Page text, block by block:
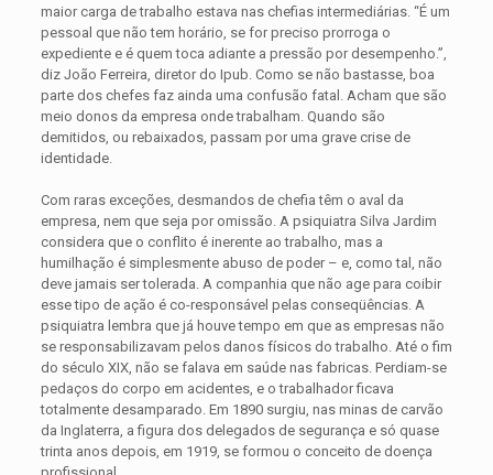
maior carga de trabalho estava nas chefias intermediárias. “É um
pessoal que não tem horário, se for preciso prorroga o
expediente e é quem toca adiante a pressão por desempenho.”,
diz João Ferreira, diretor do Ipub. Como se não bastasse, boa
parte dos chefes faz ainda uma confusão fatal. Acham que são
meio donos da empresa onde trabalham. Quando são
demitidos, ou rebaixados, passam por uma grave crise de
identidade.
Com raras exceções, desmandos de chefia têm o aval da
empresa, nem que seja por omissão. A psiquiatra Silva Jardim
considera que o conflito é inerente ao trabalho, mas a
humilhação é simplesmente abuso de poder – e, como tal, não
deve jamais ser tolerada. A companhia que não age para coibir
esse tipo de ação é co-responsável pelas conseqüências. A
psiquiatra lembra que já houve tempo em que as empresas não
se responsabilizavam pelos danos físicos do trabalho. Até o fim
do século XIX, não se falava em saúde nas fabricas. Perdiam-se
pedaços do corpo em acidentes, e o trabalhador ficava
totalmente desamparado. Em 1890 surgiu, nas minas de carvão
da Inglaterra, a figura dos delegados de segurança e só quase
trinta anos depois, em 1919, se formou o conceito de doença